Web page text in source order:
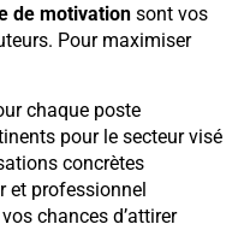
de motivation sont vos
Pour maximiser
chaque poste
pour le secteur visé
concrètes
et professionnel
chances d’attirer